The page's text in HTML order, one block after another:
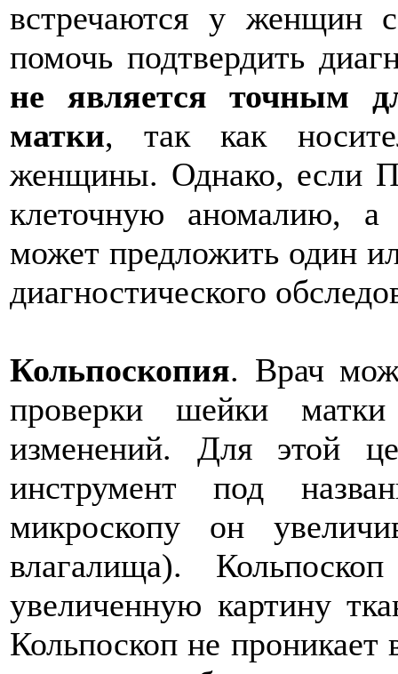
встречаются у женщин
помочь подтвердить
не является точным
матки, так как
женщины. Однако, если
клеточную аномалию,
может предложить один
диагностического
Кольпоскопия. Врач
проверки шейки матки
изменений. Для этой
инструмент под
микроскопу он
влагалища).
увеличенную картину
Кольпоскоп не